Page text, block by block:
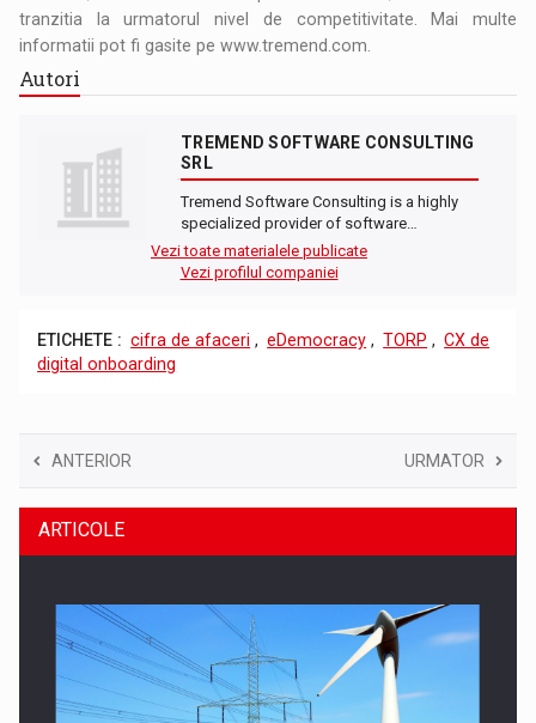
tranzitia la urmatorul nivel de competitivitate. Mai multe
informatii pot fi gasite pe www.tremend.com.
Autori
TREMEND SOFTWARE CONSULTING
SRL
Tremend Software Consulting is a highly
specialized provider of software…
Vezi toate materialele publicate
Vezi profilul companiei
ETICHETE : cifra de afaceri , eDemocracy , TORP , CX de
digital onboarding
ANTERIOR URMATOR
ARTICOLE